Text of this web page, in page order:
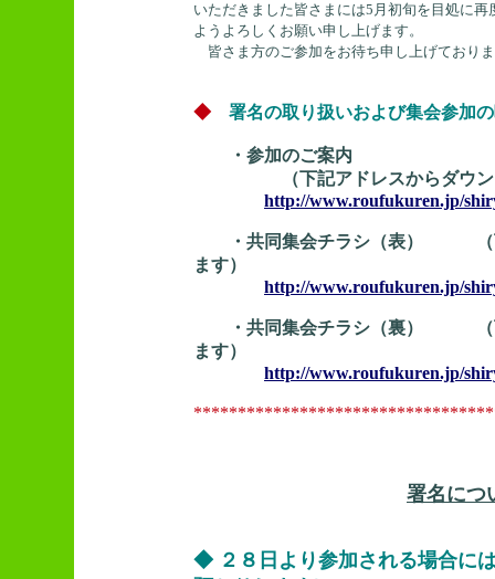
いただきました皆さまには5月初旬を目処に
ようよろしくお願い申し上げます。
皆さま方のご参加をお待ち申し上げており
◆ 署名の取り扱いおよび集会参加
・参加のご案内
（下記アドレスからダウンロ
http://www.roufukuren.jp/
・共同集会チラシ（表） （下
ます）
http://www.roufukuren.jp/
・共同集会チラシ（裏） （下
ます）
http://www.roufukuren.jp/
署名につ
◆ ２８日より参加される場合に